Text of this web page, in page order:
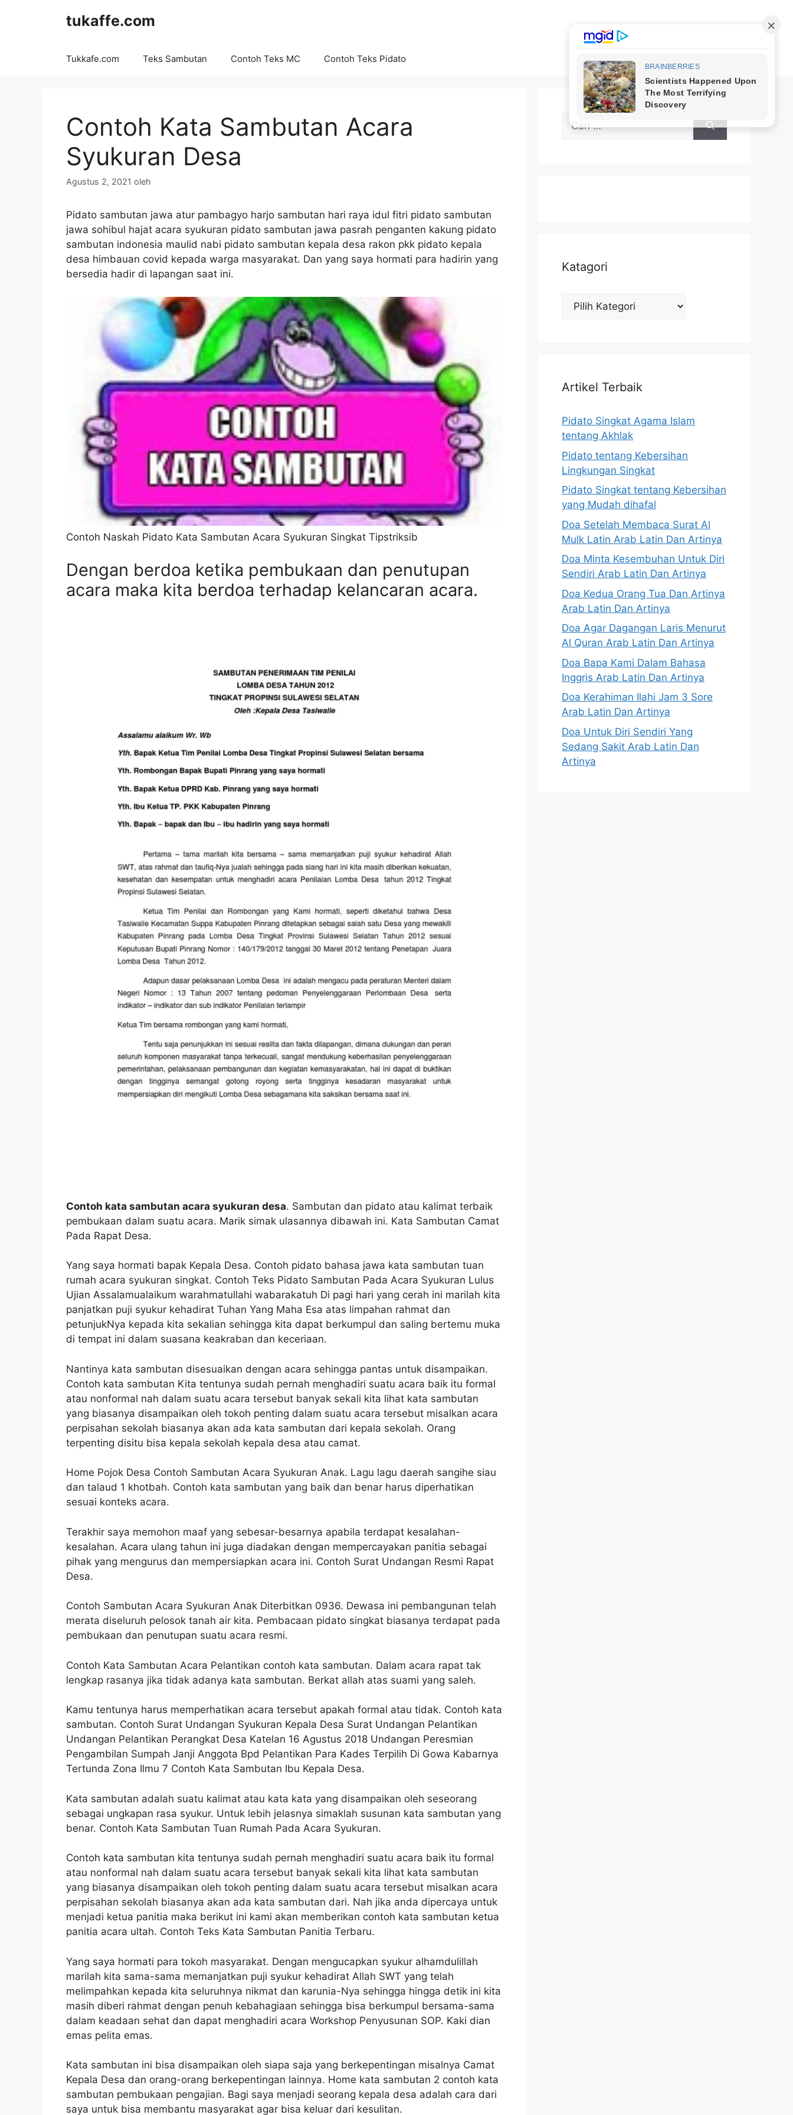
tukaffe.com
Tukkafe.com Teks Sambutan Contoh Teks MC Contoh Teks Pidato
Contoh Kata Sambutan Acara
Syukuran Desa
Agustus 2, 2021 oleh
Pidato sambutan jawa atur pambagyo harjo sambutan hari raya idul fitri pidato sambutan
jawa sohibul hajat acara syukuran pidato sambutan jawa pasrah penganten kakung pidato
sambutan indonesia maulid nabi pidato sambutan kepala desa rakon pkk pidato kepala
desa himbauan covid kepada warga masyarakat. Dan yang saya hormati para hadirin yang
bersedia hadir di lapangan saat ini.
Contoh Naskah Pidato Kata Sambutan Acara Syukuran Singkat Tipstriksib
Dengan berdoa ketika pembukaan dan penutupan
acara maka kita berdoa terhadap kelancaran acara.
Contoh kata sambutan acara syukuran desa. Sambutan dan pidato atau kalimat terbaik
pembukaan dalam suatu acara. Marik simak ulasannya dibawah ini. Kata Sambutan Camat
Pada Rapat Desa.
Yang saya hormati bapak Kepala Desa. Contoh pidato bahasa jawa kata sambutan tuan
rumah acara syukuran singkat. Contoh Teks Pidato Sambutan Pada Acara Syukuran Lulus
Ujian Assalamualaikum warahmatullahi wabarakatuh Di pagi hari yang cerah ini marilah kita
panjatkan puji syukur kehadirat Tuhan Yang Maha Esa atas limpahan rahmat dan
petunjukNya kepada kita sekalian sehingga kita dapat berkumpul dan saling bertemu muka
di tempat ini dalam suasana keakraban dan keceriaan.
Nantinya kata sambutan disesuaikan dengan acara sehingga pantas untuk disampaikan.
Contoh kata sambutan Kita tentunya sudah pernah menghadiri suatu acara baik itu formal
atau nonformal nah dalam suatu acara tersebut banyak sekali kita lihat kata sambutan
yang biasanya disampaikan oleh tokoh penting dalam suatu acara tersebut misalkan acara
perpisahan sekolah biasanya akan ada kata sambutan dari kepala sekolah. Orang
terpenting disitu bisa kepala sekolah kepala desa atau camat.
Home Pojok Desa Contoh Sambutan Acara Syukuran Anak. Lagu lagu daerah sangihe siau
dan talaud 1 khotbah. Contoh kata sambutan yang baik dan benar harus diperhatikan
sesuai konteks acara.
Terakhir saya memohon maaf yang sebesar-besarnya apabila terdapat kesalahan-
kesalahan. Acara ulang tahun ini juga diadakan dengan mempercayakan panitia sebagai
pihak yang mengurus dan mempersiapkan acara ini. Contoh Surat Undangan Resmi Rapat
Desa.
Contoh Sambutan Acara Syukuran Anak Diterbitkan 0936. Dewasa ini pembangunan telah
merata diseluruh pelosok tanah air kita. Pembacaan pidato singkat biasanya terdapat pada
pembukaan dan penutupan suatu acara resmi.
Contoh Kata Sambutan Acara Pelantikan contoh kata sambutan. Dalam acara rapat tak
lengkap rasanya jika tidak adanya kata sambutan. Berkat allah atas suami yang saleh.
Kamu tentunya harus memperhatikan acara tersebut apakah formal atau tidak. Contoh kata
sambutan. Contoh Surat Undangan Syukuran Kepala Desa Surat Undangan Pelantikan
Undangan Pelantikan Perangkat Desa Katelan 16 Agustus 2018 Undangan Peresmian
Pengambilan Sumpah Janji Anggota Bpd Pelantikan Para Kades Terpilih Di Gowa Kabarnya
Tertunda Zona Ilmu 7 Contoh Kata Sambutan Ibu Kepala Desa.
Kata sambutan adalah suatu kalimat atau kata kata yang disampaikan oleh seseorang
sebagai ungkapan rasa syukur. Untuk lebih jelasnya simaklah susunan kata sambutan yang
benar. Contoh Kata Sambutan Tuan Rumah Pada Acara Syukuran.
Contoh kata sambutan kita tentunya sudah pernah menghadiri suatu acara baik itu formal
atau nonformal nah dalam suatu acara tersebut banyak sekali kita lihat kata sambutan
yang biasanya disampaikan oleh tokoh penting dalam suatu acara tersebut misalkan acara
perpisahan sekolah biasanya akan ada kata sambutan dari. Nah jika anda dipercaya untuk
menjadi ketua panitia maka berikut ini kami akan memberikan contoh kata sambutan ketua
panitia acara ultah. Contoh Teks Kata Sambutan Panitia Terbaru.
Yang saya hormati para tokoh masyarakat. Dengan mengucapkan syukur alhamdulillah
marilah kita sama-sama memanjatkan puji syukur kehadirat Allah SWT yang telah
melimpahkan kepada kita seluruhnya nikmat dan karunia-Nya sehingga hingga detik ini kita
masih diberi rahmat dengan penuh kebahagiaan sehingga bisa berkumpul bersama-sama
dalam keadaan sehat dan dapat menghadiri acara Workshop Penyusunan SOP. Kaki dian
emas pelita emas.
Kata sambutan ini bisa disampaikan oleh siapa saja yang berkepentingan misalnya Camat
Kepala Desa dan orang-orang berkepentingan lainnya. Home kata sambutan 2 contoh kata
sambutan pembukaan pengajian. Bagi saya menjadi seorang kepala desa adalah cara dari
saya untuk bisa membantu masyarakat agar bisa keluar dari kesulitan.
untuk:
Katagori
Katagori
Artikel Terbaik
Pidato Singkat Agama Islam
tentang Akhlak
Pidato tentang Kebersihan
Lingkungan Singkat
Pidato Singkat tentang Kebersihan
yang Mudah dihafal
Doa Setelah Membaca Surat Al
Mulk Latin Arab Latin Dan Artinya
Doa Minta Kesembuhan Untuk Diri
Sendiri Arab Latin Dan Artinya
Doa Kedua Orang Tua Dan Artinya
Arab Latin Dan Artinya
Doa Agar Dagangan Laris Menurut
Al Quran Arab Latin Dan Artinya
Doa Bapa Kami Dalam Bahasa
Inggris Arab Latin Dan Artinya
Doa Kerahiman Ilahi Jam 3 Sore
Arab Latin Dan Artinya
Doa Untuk Diri Sendiri Yang
Sedang Sakit Arab Latin Dan
Artinya